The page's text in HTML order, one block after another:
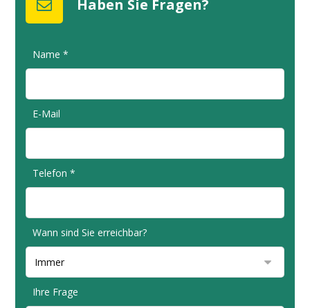
Haben Sie Fragen?
Name *
E-Mail
Telefon *
Wann sind Sie erreichbar?
Ihre Frage